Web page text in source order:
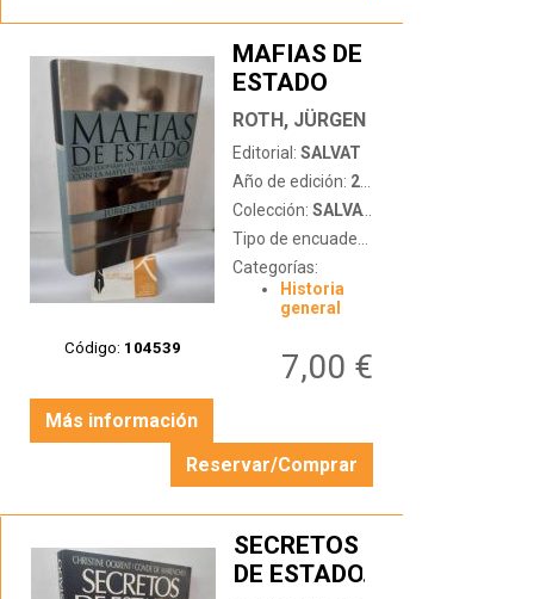
Código: 104539
MAFIAS DE
ESTADO
ROTH, JÜRGEN
Editorial: SALVAT
Año de edición: 2001
Colección: SALVAT CONTEMPORÁNEA
Tipo de encuadernación:
Categorías:
Historia
general
7,00 €
Más información
Reservar/Comprar
SECRETOS
DE ESTADO…